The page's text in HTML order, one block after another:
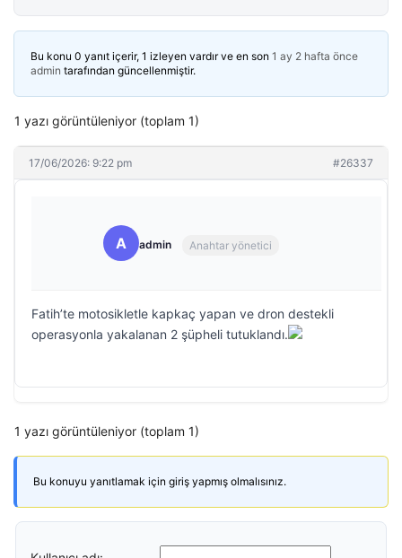
Bu konu 0 yanıt içerir, 1 izleyen vardır ve en son 1 ay 2 hafta önce
admin tarafından güncellenmiştir.
1 yazı görüntüleniyor (toplam 1)
17/06/2026: 9:22 pm #26337
A admin Anahtar yönetici
Fatih’te motosikletle kapkaç yapan ve dron destekli
operasyonla yakalanan 2 şüpheli tutuklandı.
1 yazı görüntüleniyor (toplam 1)
Bu konuyu yanıtlamak için giriş yapmış olmalısınız.